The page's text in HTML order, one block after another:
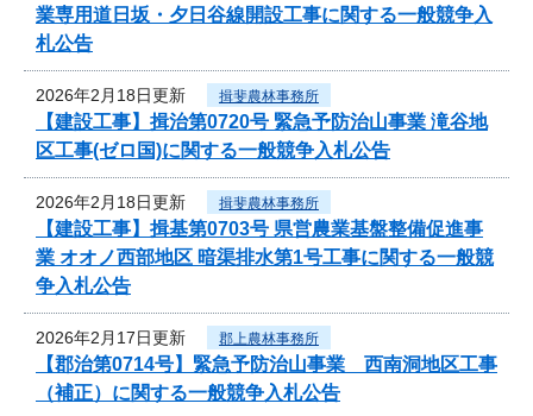
業専用道日坂・夕日谷線開設工事に関する一般競争入
札公告
2026年2月18日更新 揖斐農林事務所
【建設工事】揖治第0720号 緊急予防治山事業 滝谷地
区工事(ゼロ国)に関する一般競争入札公告
2026年2月18日更新 揖斐農林事務所
【建設工事】揖基第0703号 県営農業基盤整備促進事
業 オオノ西部地区 暗渠排水第1号工事に関する一般競
争入札公告
2026年2月17日更新 郡上農林事務所
【郡治第0714号】緊急予防治山事業 西南洞地区工事
（補正）に関する一般競争入札公告